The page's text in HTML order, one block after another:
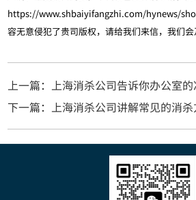
https://www.shbaiyifangzhi.com/hynews/
容无意侵犯了贵司版权，请给我们来信，我们会
上一篇：上海消杀公司告诉你办公室
下一篇：上海消杀公司讲解常见的消杀